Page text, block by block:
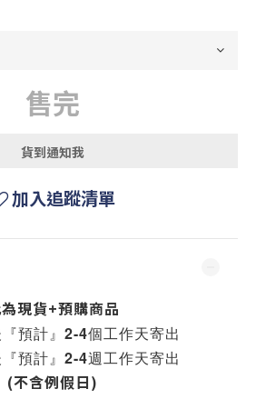
售完
貨到通知我
加入追蹤清單
現貨+預購商品
預計』2-4個工作天寄出
預計』2-4週工作天寄出
(不含例假日)